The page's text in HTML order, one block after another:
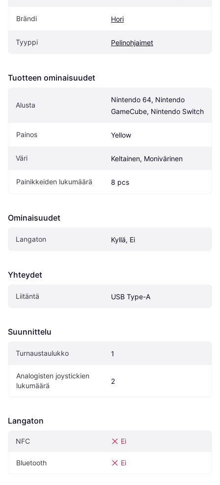
Brändi Hori
Tyyppi Pelinohjaimet
Tuotteen ominaisuudet
Alusta
Nintendo 64, Nintendo
GameCube, Nintendo Switch
Painos Yellow
Väri Keltainen, Monivärinen
Painikkeiden lukumäärä 8 pcs
Ominaisuudet
Langaton Kyllä, Ei
Yhteydet
Liitäntä USB Type-A
Suunnittelu
Turnaustaulukko 1
Analogisten joystickien
lukumäärä
2
Langaton
NFC Ei
Bluetooth Ei